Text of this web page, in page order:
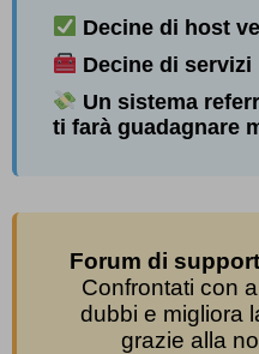
Decine di host
Decine di
Un sistema
ti farà guadagnare
Forum di
Confrontati con
dubbi e migliora
grazie alla